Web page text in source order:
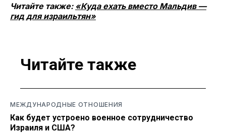
Читайте также: «Куда ехать вместо Мальдив —
гид для израильтян»
Читайте также
МЕЖДУНАРОДНЫЕ ОТНОШЕНИЯ
Как будет устроено военное сотрудничество
Израиля и США?